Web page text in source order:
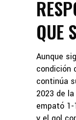
QUE
Aunque
condición
continúa
2023 de
empató 1-